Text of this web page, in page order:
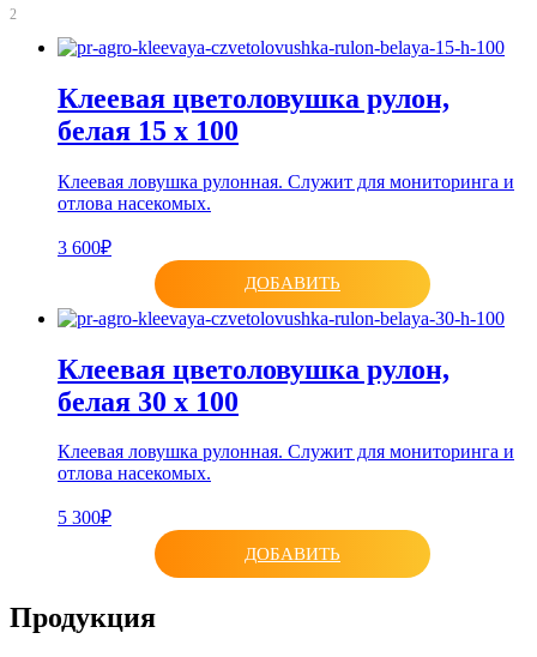
2
Клеевая цветоловушка рулон,
белая 15 х 100
Клеевая ловушка рулонная. Служит для мониторинга и
отлова насекомых.
3 600₽
ДОБАВИТЬ
Клеевая цветоловушка рулон,
белая 30 х 100
Клеевая ловушка рулонная. Служит для мониторинга и
отлова насекомых.
5 300₽
ДОБАВИТЬ
Продукция